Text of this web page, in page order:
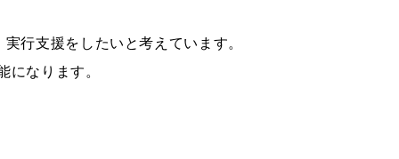
行支援をしたいと考えています。
になります。